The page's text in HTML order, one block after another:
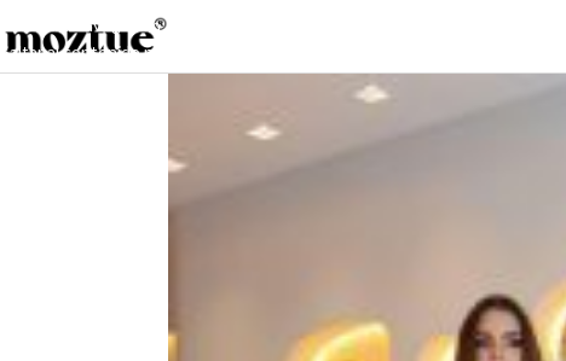
Saltar a la navegación
Saltar al contenido principal